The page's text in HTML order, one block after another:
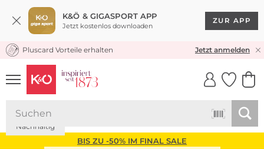
K&Ö & GIGASPORT APP
Jetzt kostenlos downloaden
ZUR APP
KOSTENLOSER VERSAND* & RÜCKVERSAND
Pluscard Vorteile erhalten Jetzt anmelden
UNSERE APP
CLICK &
BIS ZU -50% IM FINAL SALE
Nachhaltig